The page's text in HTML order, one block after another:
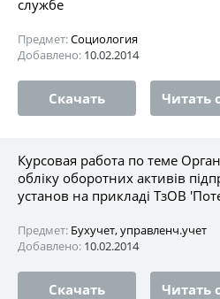
службе
Предмет:Социология
Добавлено: 10.02.2014
Скачать Читать
Курсовая работа по теме
обліку оборотних активів
установ на прикладі ТзОВ
Предмет: Бухучет, управленч.учет
Добавлено: 10.02.2014
Скачать Читать